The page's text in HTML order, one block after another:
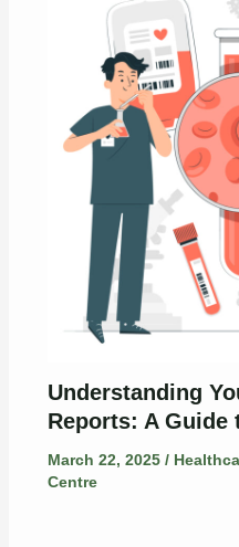
Understanding
Reports: A Guide
March 22, 2025 /
Centre